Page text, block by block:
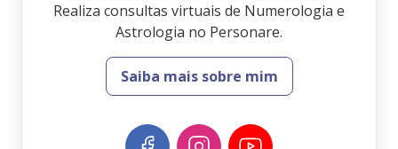
Realiza consultas virtuais de Numerologia e
Astrologia no Personare.
Saiba mais sobre mim